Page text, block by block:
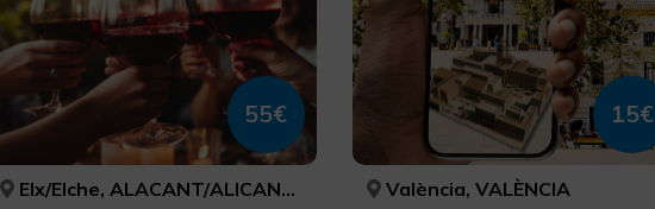
55€
Elx/Elche, ALACANT/ALICANTE
15€
València, VALÈNCIA